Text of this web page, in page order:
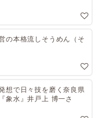
の本格流しそうめん（そ
想で日々技を磨く奈良県
象水』井戸上 博一さ